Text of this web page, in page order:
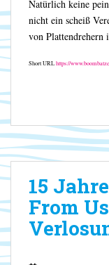
Natürlich keine
nicht ein scheiß
von Plattendrehern
Short URLhttps://
15
From